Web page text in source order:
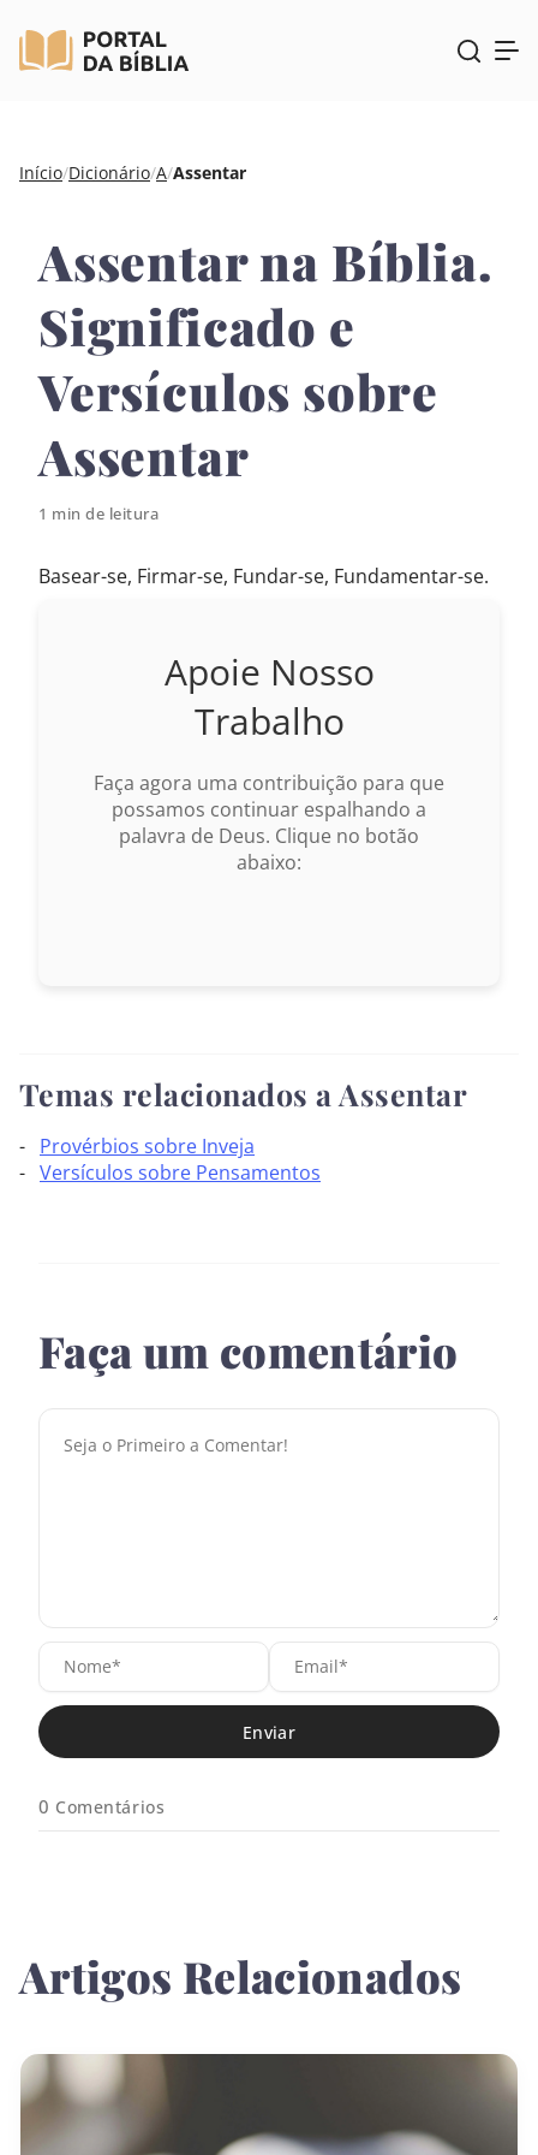
Pular
conteúdo
Início/Dicionário/A/Assentar
Assentar na Bíblia.
Significado e
Versículos sobre
Assentar
1 min de leitura
Basear-se, Firmar-se, Fundar-se, Fundamentar-se.
Apoie Nosso
Trabalho
Faça agora uma contribuição para que
possamos continuar espalhando a
palavra de Deus. Clique no botão
abaixo:
Temas relacionados a Assentar
Provérbios sobre Inveja
Versículos sobre Pensamentos
Faça um comentário
N
o
m
e
*
E
i
0 Comentários
Artigos Relacionados